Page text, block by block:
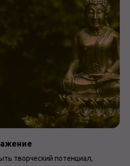
творческий потенциал,